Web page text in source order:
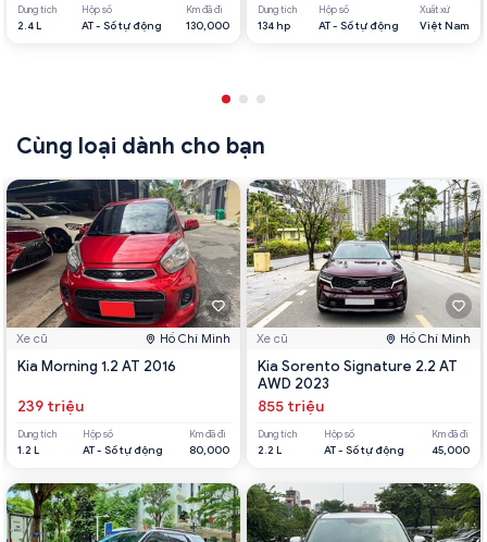
Dung tích
2.4 L
Hộp số
AT - Số tự động
Km đã đi
130,000
Dung tích
134 hp
Hộp số
AT - Số tự động
Xuất xứ
Việt Nam
Cùng loại dành cho bạn
Xe cũ Hồ Chí Minh
Kia Morning 1.2 AT 2016
239 triệu
Dung tích
1.2 L
Hộp số
AT - Số tự động
Km đã đi
80,000
Xe cũ Hồ Chí Minh
Kia Sorento Signature 2.2 AT
AWD 2023
855 triệu
Dung tích
2.2 L
Hộp số
AT - Số tự động
Km đã đi
45,000